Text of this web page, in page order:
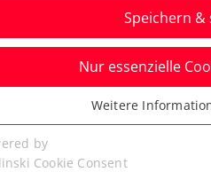
by EVN:
Speichern &
Nur essenzielle
Cookies werden für
benötigt. Dadurch ist
Weitere
by
Cookie Consent